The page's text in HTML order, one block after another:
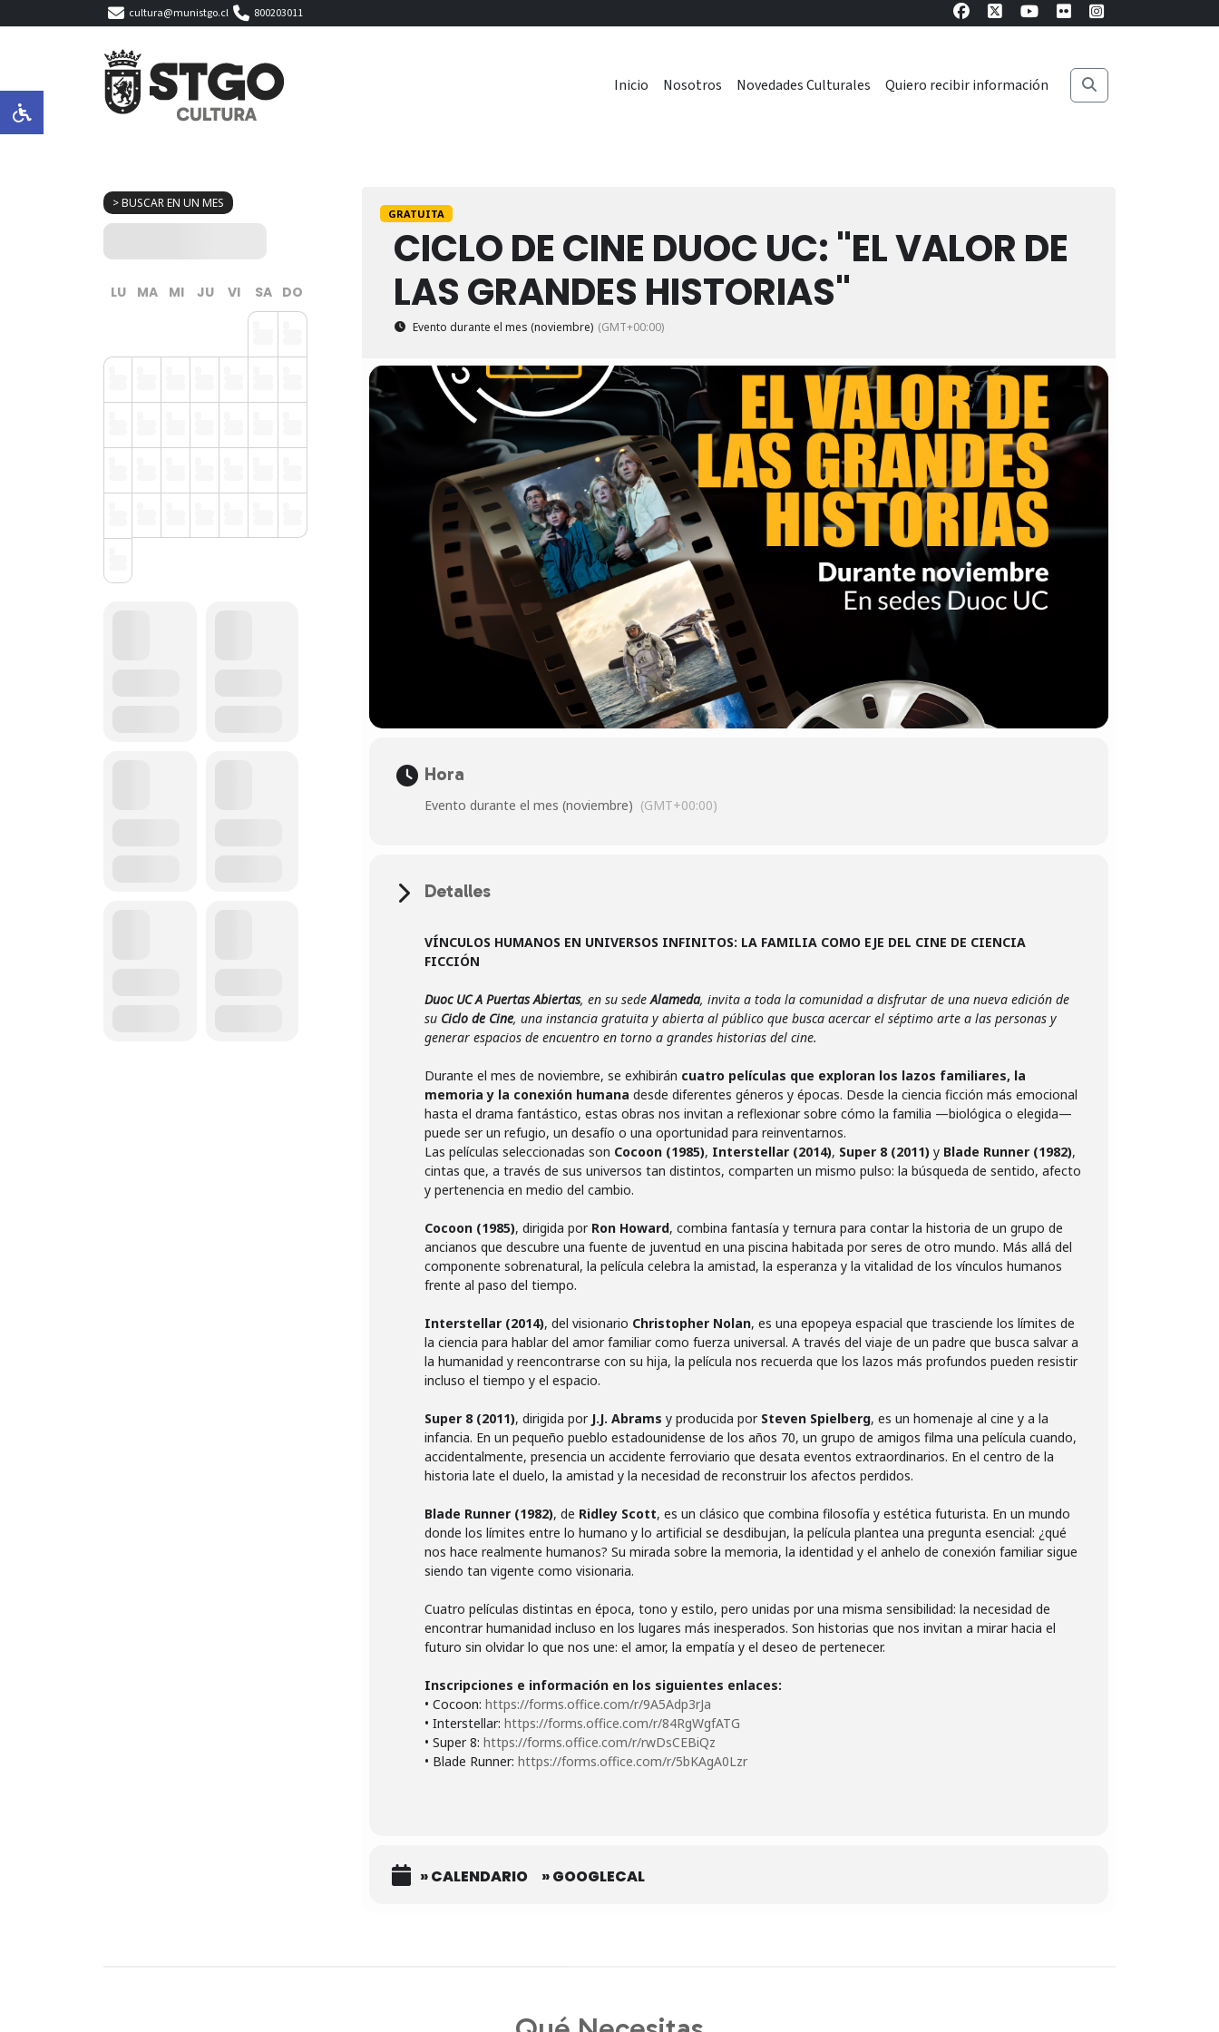
cultura@munistgo.cl 800203011
Inicio Nosotros Novedades Culturales Quiero recibir información
> BUSCAR EN UN MES
LU MA MI JU VI SA DO
GRATUITA
CICLO DE CINE DUOC UC: "EL VALOR DE
LAS GRANDES HISTORIAS"
Evento durante el mes (noviembre) (GMT+00:00)
Hora
Evento durante el mes (noviembre) (GMT+00:00)
Detalles
VÍNCULOS HUMANOS EN UNIVERSOS INFINITOS: LA FAMILIA COMO EJE DEL CINE DE CIENCIA
FICCIÓN
Duoc UC A Puertas Abiertas, en su sedeAlameda, invita a toda la comunidad a disfrutar de una nueva edición de
su Ciclo de Cine, una instancia gratuita y abierta al público que busca acercar el séptimo arte a las personas y
generar espacios de encuentro en torno a grandes historias del cine.
Durante el mes de noviembre, se exhibirán cuatro películas que exploran los lazos familiares, la
memoria y la conexión humana desde diferentes géneros y épocas. Desde la ciencia ficción más emocional
hasta el drama fantástico, estas obras nos invitan a reflexionar sobre cómo la familia —biológica o elegida—
puede ser un refugio, un desafío o una oportunidad para reinventarnos.
Las películas seleccionadas son Cocoon (1985), Interstellar (2014), Super 8 (2011) y Blade Runner (1982),
cintas que, a través de sus universos tan distintos, comparten un mismo pulso: la búsqueda de sentido, afecto
y pertenencia en medio del cambio.
Cocoon (1985), dirigida por Ron Howard, combina fantasía y ternura para contar la historia de un grupo de
ancianos que descubre una fuente de juventud en una piscina habitada por seres de otro mundo. Más allá del
componente sobrenatural, la película celebra la amistad, la esperanza y la vitalidad de los vínculos humanos
frente al paso del tiempo.
Interstellar (2014), del visionario Christopher Nolan, es una epopeya espacial que trasciende los límites de
la ciencia para hablar del amor familiar como fuerza universal. A través del viaje de un padre que busca salvar a
la humanidad y reencontrarse con su hija, la película nos recuerda que los lazos más profundos pueden resistir
incluso el tiempo y el espacio.
Super 8 (2011), dirigida por J.J. Abrams y producida por Steven Spielberg, es un homenaje al cine y a la
infancia. En un pequeño pueblo estadounidense de los años 70, un grupo de amigos filma una película cuando,
accidentalmente, presencia un accidente ferroviario que desata eventos extraordinarios. En el centro de la
historia late el duelo, la amistad y la necesidad de reconstruir los afectos perdidos.
Blade Runner (1982), de Ridley Scott, es un clásico que combina filosofía y estética futurista. En un mundo
donde los límites entre lo humano y lo artificial se desdibujan, la película plantea una pregunta esencial: ¿qué
nos hace realmente humanos? Su mirada sobre la memoria, la identidad y el anhelo de conexión familiar sigue
siendo tan vigente como visionaria.
Cuatro películas distintas en época, tono y estilo, pero unidas por una misma sensibilidad: la necesidad de
encontrar humanidad incluso en los lugares más inesperados. Son historias que nos invitan a mirar hacia el
futuro sin olvidar lo que nos une: el amor, la empatía y el deseo de pertenecer.
Inscripciones e información en los siguientes enlaces:
• Cocoon: https://forms.office.com/r/9A5Adp3rJa
• Interstellar: https://forms.office.com/r/84RgWgfATG
• Super 8: https://forms.office.com/r/rwDsCEBiQz
• Blade Runner: https://forms.office.com/r/5bKAgA0Lzr
» CALENDARIO » GOOGLECAL